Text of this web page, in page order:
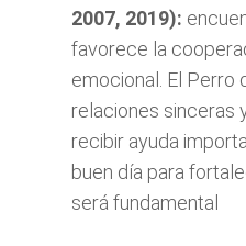
2007, 2019):
favorece la
emocional. El Perro
relaciones sinceras
recibir ayuda
buen día para
será fundamental